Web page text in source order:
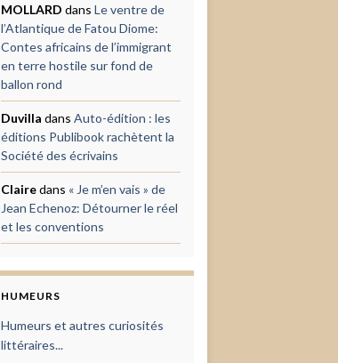
MOLLARD dans Le ventre de
l’Atlantique de Fatou Diome:
Contes africains de l’immigrant
en terre hostile sur fond de
ballon rond
Duvilla dans Auto-édition : les
éditions Publibook rachètent la
Société des écrivains
Clairedans « Je m’en vais » de
Jean Echenoz: Détourner le réel
et les conventions
HUMEURS
Humeurs et autres curiosités
littéraires...